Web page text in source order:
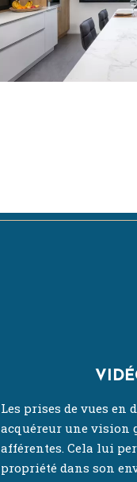
Les prises de vues
acquéreur une vision
afférentes. Cela lui
propriété dans son